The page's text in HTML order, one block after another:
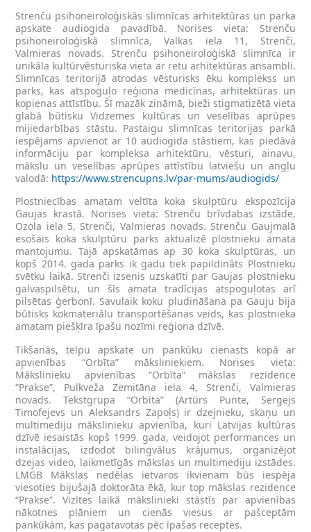
Strenču psihoneiroloģiskās slimnīcas arhitektūras un parka
apskate audiogida pavadībā. Norises vieta: Strenču
psihoneiroloģiskā slimnīca, Valkas iela 11, Strenči,
Valmieras novads. Strenču psihoneiroloģiskā slimnīca ir
unikāla kultūrvēsturiska vieta ar retu arhitektūras ansambli.
Slimnīcas teritorijā atrodas vēsturisks ēku komplekss un
parks, kas atspoguļo reģiona medicīnas, arhitektūras un
kopienas attīstību. Šī mazāk zināmā, bieži stigmatizētā vieta
glabā būtisku Vidzemes kultūras un veselības aprūpes
mijiedarbības stāstu. Pastaigu slimnīcas teritorijas parkā
iespējams apvienot ar 10 audiogida stāstiem, kas piedāvā
informāciju par kompleksa arhitektūru, vēsturi, ainavu,
mākslu un veselības aprūpes attīstību latviešu un angļu
valodā: https://www.strencupns.lv/par-mums/audiogids/
Plostniecības amatam veltīta koka skulptūru ekspozīcija
Gaujas krastā. Norises vieta: Strenču brīvdabas izstāde,
Ozola iela 5, Strenči, Valmieras novads. Strenču Gaujmalā
esošais koka skulptūru parks aktualizē plostnieku amata
mantojumu. Tajā apskatāmas ap 30 koka skulptūras, un
kopš 2014. gada parks ik gadu tiek papildināts Plostnieku
svētku laikā. Strenči izsenis uzskatīti par Gaujas plostnieku
galvaspilsētu, un šīs amata tradīcijas atspoguļotas arī
pilsētas ģerbonī. Savulaik koku pludināšana pa Gauju bija
būtisks kokmateriālu transportēšanas veids, kas plostnieka
amatam piešķīra īpašu nozīmi reģiona dzīvē.
Tikšanās, telpu apskate un pankūku cienasts kopā ar
apvienības “Orbīta” māksliniekiem. Norises vieta:
Mākslinieku apvienības “Orbīta” mākslas rezidence
“Prakse”, Pulkveža Zemitāna iela 4, Strenči, Valmieras
novads. Tekstgrupa “Orbīta” (Artūrs Punte, Sergejs
Timofejevs un Aleksandrs Zapoļs) ir dzejnieku, skaņu un
multimediju mākslinieku apvienība, kuri Latvijas kultūras
dzīvē iesaistās kopš 1999. gada, veidojot performances un
instalācijas, izdodot bilingvālus krājumus, organizējot
dzejas video, laikmetīgās mākslas un multimediju izstādes.
LMGB Mākslas nedēļas ietvaros ikvienam būs iespēja
viesoties bijušajā doktorāta ēkā, kur top mākslas rezidence
“Prakse”. Vizītes laikā mākslinieki stāstīs par apvienības
nākotnes plāniem un cienās viesus ar pašceptām
pankūkām, kas pagatavotas pēc īpašas receptes.